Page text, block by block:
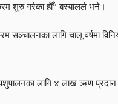
शुरु गरेका हौँ” बस्यालले भने।
सञ्चालनका लागि चालू वर्षमा
लागि ४ लाख ऋण